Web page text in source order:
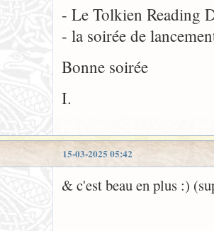
- Le Tolkien Reading
- la soirée de
Bonne soirée
I.
15-03-2025 05:42
& c'est beau en plus :)